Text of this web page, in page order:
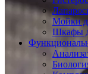
Мойки
Шкафы